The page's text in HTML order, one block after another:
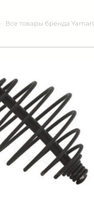
Все товары бренда Yaman